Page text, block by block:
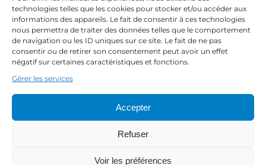
technologies telles que les cookies pour stocker et/ou accéder aux
informations des appareils. Le fait de consentir à ces technologies
nous permettra de traiter des données telles que le comportement
de navigation ou les ID uniques sur ce site. Le fait de ne pas
consentir ou de retirer son consentement peut avoir un effet
négatif sur certaines caractéristiques et fonctions.
Gérer les services
Accepter
Refuser
Voir les préférences